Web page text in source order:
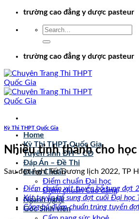
Chuyểntrường cao đẳng y dược pasteur
trường cao đẳng y dược pasteur
Home
Kỳ Thi THPT Quốc Gia
Tuyển sinh ĐH – CĐ
Đáp Án – Đề Thi
Điểm Chuẩn
Điểm chuẩn Đại học
Điểm chuẩn Cao đẳng
Ngành nghề
Góc Sinh viên
Kỳ Thi THPT Quốc Gia
Nhiều tỉnh thành cho
Sau đợt nghỉ Tết Dương lịch 2022, TP
Điểm chuẩn xét tuyển bổ sung đợt
Xét tuyển bổ sung đợt cuối Đại học
Công bố điểm chuẩn trúng tuyển